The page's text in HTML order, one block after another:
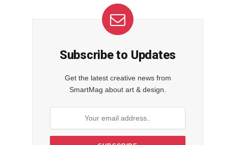
Subscribe to Updates
Get the latest creative news from
SmartMag about art & design.